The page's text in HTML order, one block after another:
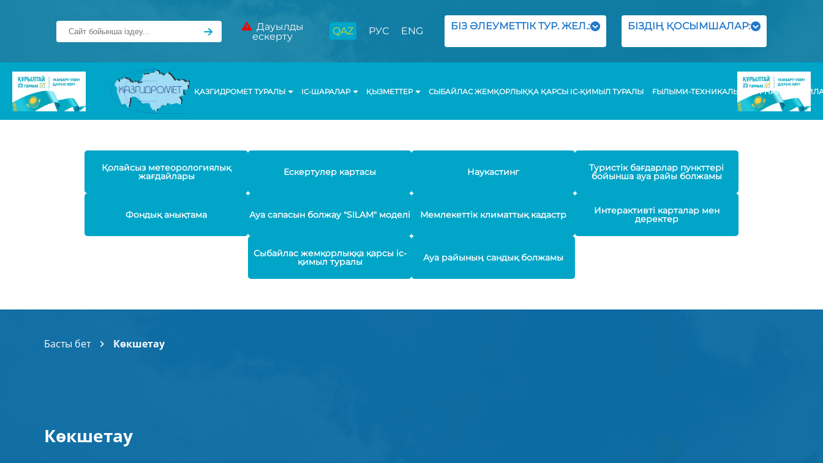
Дауылды
ескерту
QAZ РУС ENG БІЗ ӘЛЕУМЕТТІК ТУР. ЖЕЛ.: БІЗДІҢ ҚОСЫМШАЛАР:
ҚАЗГИДРОМЕТ ТУРАЛЫ ІС-ШАРАЛАР ҚЫЗМЕТТЕР СЫБАЙЛАС ЖЕМҚОРЛЫҚҚА ҚАРСЫ ІС-ҚИМЫЛ ТУРАЛЫ ҒЫЛЫМИ-ТЕХНИКАЛЫҚ ЖУРНАЛЫ
Қолайсыз метеорологиялық
жағдайлары Ескертулер картасы Наукастинг Туристік бағдарлар пункттері
бойынша ауа райы болжамы
Фондық анықтама Ауа сапасын болжау "SILAM" моделі Мемлекеттік климаттық кадастр Интерактивті карталар мен
деректер
Сыбайлас жемқорлыққа қарсы іс-
қимыл туралы Ауа райының сандық болжамы
Басты бет Көкшетау
Көкшетау